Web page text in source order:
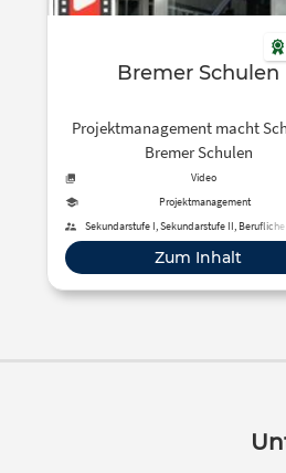
Bremer Schulen
Projektmanagement macht
Bremer Schulen
Video
Projektmanagement
Sekundarstufe I, Sekundarstufe II, Berufliche
Zum Inhalt